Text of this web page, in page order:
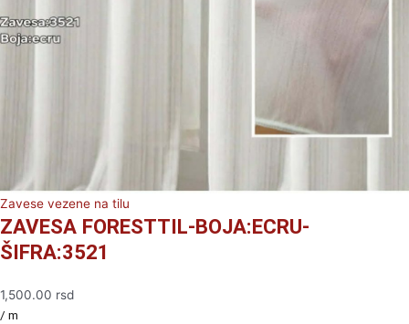
Zavese vezene na tilu
ZAVESA FORESTTIL-BOJA:ECRU-
ŠIFRA:3521
1,500.00 rsd
/ m